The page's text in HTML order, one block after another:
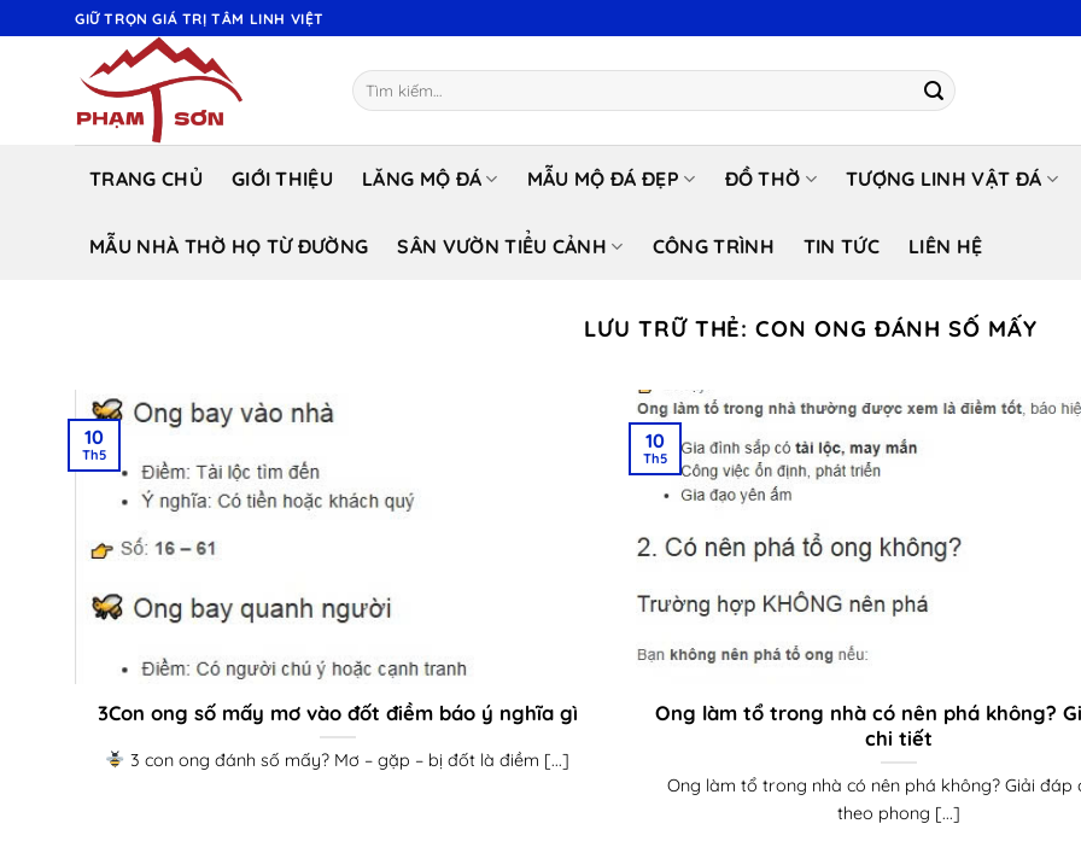
qua
GIỮ TRỌN GIÁ TRỊ TÂM LINH VIỆT
Tìm
kiếm:
TRANG CHỦ GIỚI THIỆU LĂNG MỘ ĐÁ MẪU MỘ ĐÁ ĐẸP ĐỒ THỜ TƯỢNG LINH VẬT ĐÁ
MẪU NHÀ THỜ HỌ TỪ ĐƯỜNG SÂN VƯỜN TIỂU CẢNH CÔNG TRÌNH TIN TỨC LIÊN HỆ
LƯU TRỮ THẺ:CON ONG ĐÁNH SỐ MẤY
3Con ong số mấy mơ vào đốt điềm báo ý nghĩa gì
3 con ong đánh số mấy? Mơ – gặp – bị đốt là điềm [...]
10
Th5
Ong làm tổ trong nhà có nên phá không?
chi tiết
Ong làm tổ trong nhà có nên phá không? Giải đáp
theo phong [...]
10
Th5